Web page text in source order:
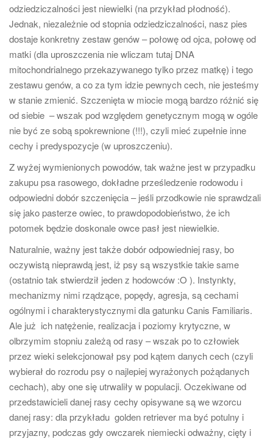
odziedziczalności jest niewielki (na przykład płodność).
Jednak, niezależnie od stopnia odziedziczalności, nasz pies
dostaje konkretny zestaw genów – połowę od ojca, połowę od
matki (dla uproszczenia nie wliczam tutaj DNA
mitochondrialnego przekazywanego tylko przez matkę) i tego
zestawu genów, a co za tym idzie pewnych cech, nie jesteśmy
w stanie zmienić. Szczenięta w miocie mogą bardzo różnić się
od siebie – wszak pod względem genetycznym mogą w ogóle
nie być ze sobą spokrewnione (!!!), czyli mieć zupełnie inne
cechy i predyspozycje (w uproszczeniu).
Z wyżej wymienionych powodów, tak ważne jest w przypadku
zakupu psa rasowego, dokładne prześledzenie rodowodu i
odpowiedni dobór szczenięcia – jeśli przodkowie nie sprawdzali
się jako pasterze owiec, to prawdopodobieństwo, że ich
potomek będzie doskonale owce pasł jest niewielkie.
Naturalnie, ważny jest także dobór odpowiedniej rasy, bo
oczywistą nieprawdą jest, iż psy są wszystkie takie same
(ostatnio tak stwierdził jeden z hodowców :O ). Instynkty,
mechanizmy nimi rządzące, popędy, agresja, są cechami
ogólnymi i charakterystycznymi dla gatunku Canis Familiaris.
Ale już ich natężenie, realizacja i poziomy krytyczne, w
olbrzymim stopniu zależą od rasy – wszak po to człowiek
przez wieki selekcjonował psy pod kątem danych cech (czyli
wybierał do rozrodu psy o najlepiej wyrażonych pożądanych
cechach), aby one się utrwaliły w populacji. Oczekiwane od
przedstawicieli danej rasy cechy opisywane są we wzorcu
danej rasy: dla przykładu golden retriever ma być potulny i
przyjazny, podczas gdy owczarek niemiecki odważny, cięty i